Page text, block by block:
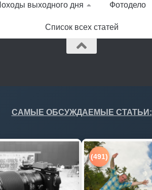
выходного дня Фотодело
Список всех статей
САМЫЕ ОБСУЖДАЕМЫЕ СТАТЬИ:
(491)